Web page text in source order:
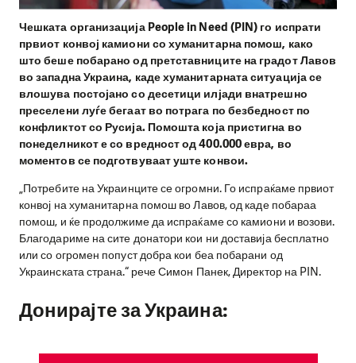
Чешката организација People in Need (PIN) го испрати
првиот конвој камиони со хуманитарна помош, како
што беше побарано од претставниците на градот Лавов
во западна Украина, каде хуманитарната ситуација се
влошува постојано со десетици илјади внатрешно
преселени луѓе бегаат во потрага по безбедност по
конфликтот со Русија. Помошта која пристигна во
понеделникот е со вредност од 400.000 евра, во
моментов се подготвуваат уште конвои.
„Потребите на Украинците се огромни. Го испраќаме првиот
конвој на хуманитарна помош во Лавов, од каде побараа
помош, и ќе продолжиме да испраќаме со камиони и возови.
Благодариме на сите донатори кои ни доставија бесплатно
или со огромен попуст добра кои беа побарани од
Украинската страна.“ рече Симон Панек, Директор на PIN.
Донирајте за Украина: